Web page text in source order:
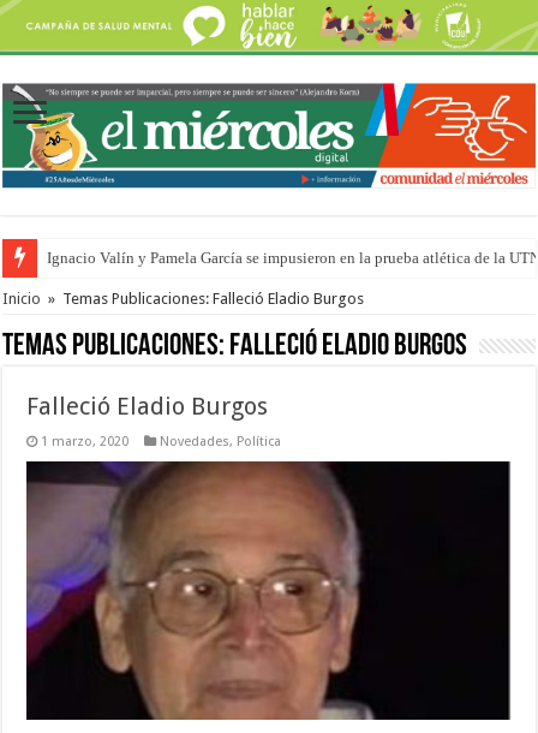
Ignacio Valín y Pamela García se impusieron en la prueba atlética de la
Traigo el litoral en mi canción: 100 años de Aníbal Sampayo
Inicio » Temas Publicaciones: Falleció Eladio Burgos
Temas Publicaciones: Falleció Eladio Burgos
Falleció Eladio Burgos
1 marzo, 2020 Novedades, Política